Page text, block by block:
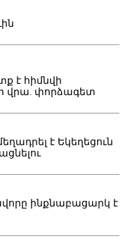
է հիմնվի
վրա. փորձագետ
է Եկեղեցուն
ինքնաբացարկ է
կարգելվի
դիմել է